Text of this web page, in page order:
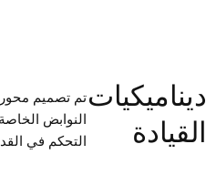
ديناميكيات
القيادة
النوابض
التحكم في